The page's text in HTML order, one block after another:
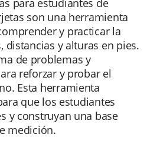
para estudiantes de
son una herramienta
y practicar la
y alturas en pies.
de problemas y
reforzar y probar el
Esta herramienta
que los estudiantes
y construyan una base
medición.